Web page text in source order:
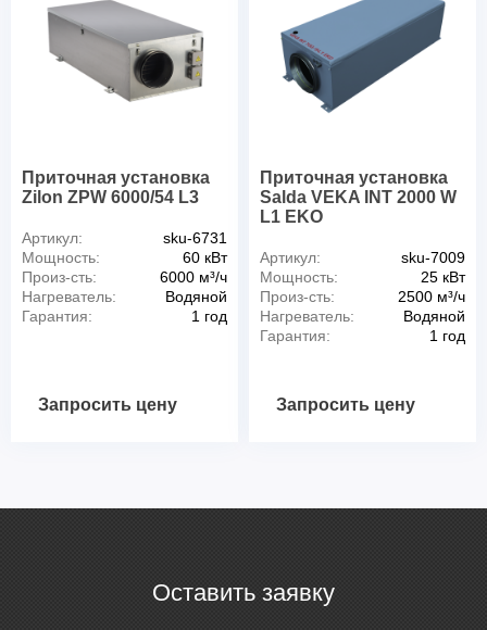
Приточная установка
Zilon ZPW 6000/54 L3
Артикул:
sku-6731
Мощность:
60 кВт
Произ-сть:
6000 м³/ч
Нагреватель:
Водяной
Гарантия:
1 год
Запросить цену
Приточная установка
Salda VEKA INT 2000 W
L1 EKO
Артикул:
sku-7009
Мощность:
25 кВт
Произ-сть:
2500 м³/ч
Нагреватель:
Водяной
Гарантия:
1 год
Запросить цену
Оставить заявку